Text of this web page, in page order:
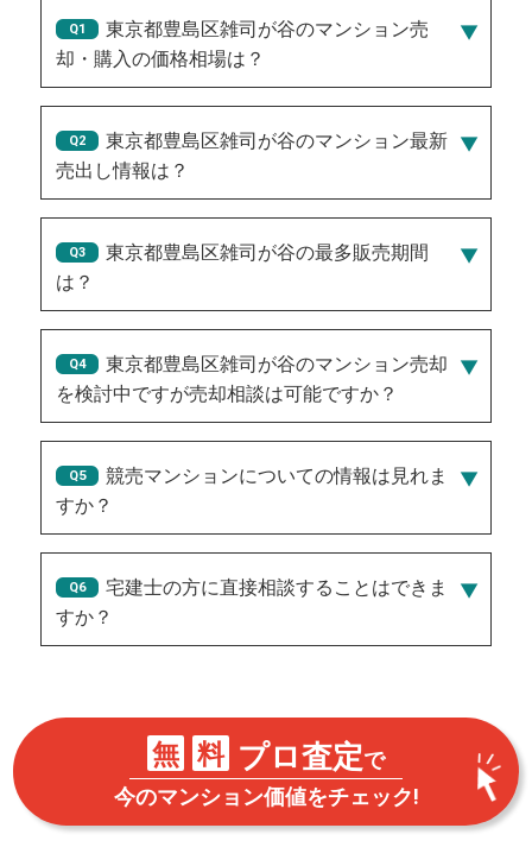
東京都豊島区雑司が谷のマンション売
却・購入の価格相場は？
東京都豊島区雑司が谷のマンション最新
売出し情報は？
2026/07/30/6,950万円 、 2026/08/06/1,550万円 、
2026/08/03/2,950万円 、 2026/08/05/1億1,000万円
、 2026/07/30/1億3,950万円
東京都豊島区雑司が谷の最多販売期間
は？
30
東京都豊島区雑司が谷のマンション売却
を検討中ですが売却相談は可能ですか？
競売マンションについての情報は見れま
すか？
宅建士の方に直接相談することはできま
すか？
無 料 プロ査定で
今のマンション価値をチェック!